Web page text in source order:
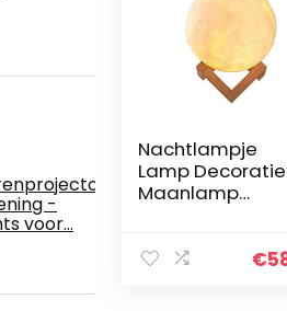
-
voor…
Nachtlampje
Lamp
Maanlamp
Kleuren Met
€